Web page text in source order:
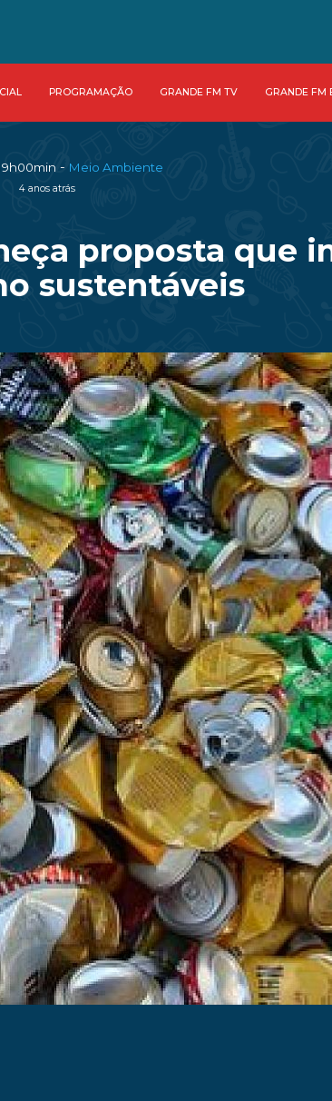
PROGRAMAÇÃO GRANDE FM TV GRANDE FM
- Meio Ambiente
4 anos atrás
proposta que
sustentáveis